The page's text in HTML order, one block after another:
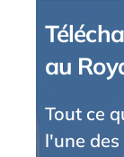
au
Tout ce
l'une